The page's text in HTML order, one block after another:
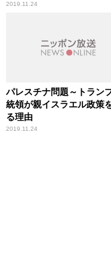
2019.11.24
パレスチナ問題～トラン
統領が親イスラエル政策
る理由
2019.11.24